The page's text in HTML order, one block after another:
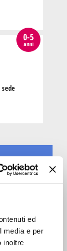
ed
media e per
inoltre
0-5
anni